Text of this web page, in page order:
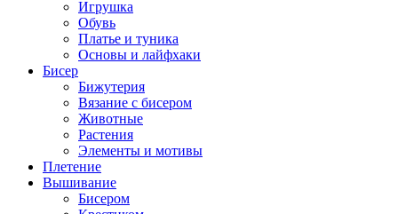
Игрушка
Обувь
Платье и туника
Основы и лайфхаки
Бисер
Бижутерия
Вязание с бисером
Животные
Растения
Элементы и мотивы
Плетение
Вышивание
Бисером